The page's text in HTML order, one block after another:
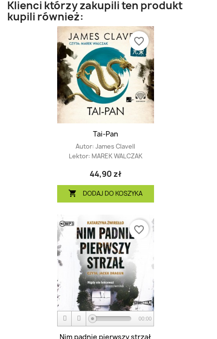
Klienci którzy zakupili ten produkt
kupili również:
Tai-Pan
Autor: James Clavell
Lektor: MAREK WALCZAK
44,90 zł
 DODAJ DO KOSZYKA
favorite_border
00:00
Nim padnie pierwszy strzał
favorite_border